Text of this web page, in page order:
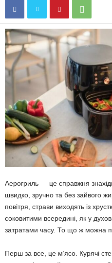
Аерогриль — це справжня
швидко, зручно та без зайвого
повітря, страви виходять із
соковитими всередині, як у
затратами часу. То що ж можна
Перш за все, це м’ясо. Курячі